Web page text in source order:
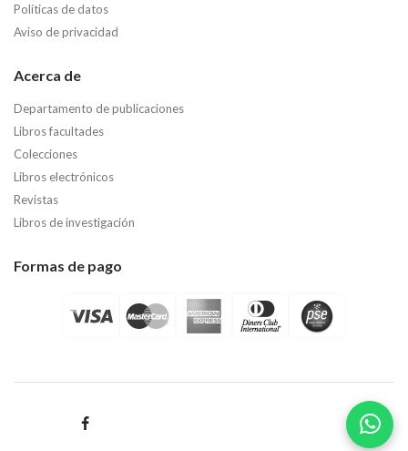
Políticas de datos
Aviso de privacidad
Acerca de
Departamento de publicaciones
Libros facultades
Colecciones
Libros electrónicos
Revistas
Libros de investigación
Formas de pago